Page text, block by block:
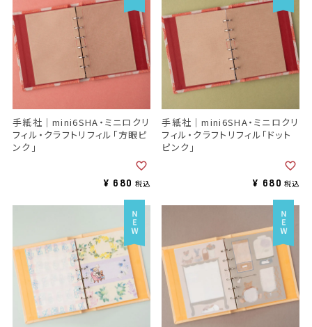
手紙社｜mini6SHA・ミニロクリ
フィル・クラフトリフィル「方眼ピ
ンク」
¥ 680 税込
手紙社｜mini6SHA・ミニロクリ
フィル・クラフトリフィル「ドット
ピンク」
¥ 680 税込